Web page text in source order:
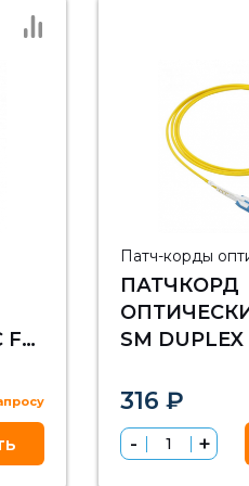
FF
Патч-корды
ПАТЧКОРД
SM
G.657.A1
316 ₽